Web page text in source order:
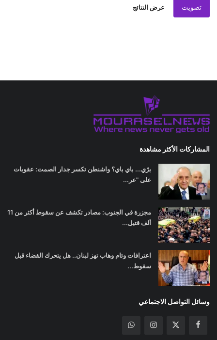
تصويت عرض النتائج
المشاركات الأكثر مشاهدة
برّي... باي باي؟ واشنطن تكسر جدار الصمت: عقوبات
على "عر...
مجزرة في الجنوب: مصادر تكشف عن سقوط أكثر من 11
ألف قتيل...
اعترافات وئام وهاب تهز لبنان.. هل يتحرك القضاء قبل
سقوط...
وسائل التواصل الاجتماعي